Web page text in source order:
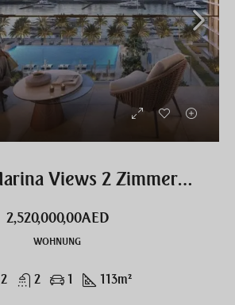
EMAAR Marina Views 2 Zimmer Wohnung exklusiv
2,520,000,00AED
WOHNUNG
2 2 1 113m²